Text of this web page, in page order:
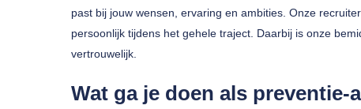
past bij jouw wensen, ervaring en ambities. Onze
persoonlijk tijdens het gehele traject. Daarbij is onze
vertrouwelijk.
Wat ga je doen als preventie-